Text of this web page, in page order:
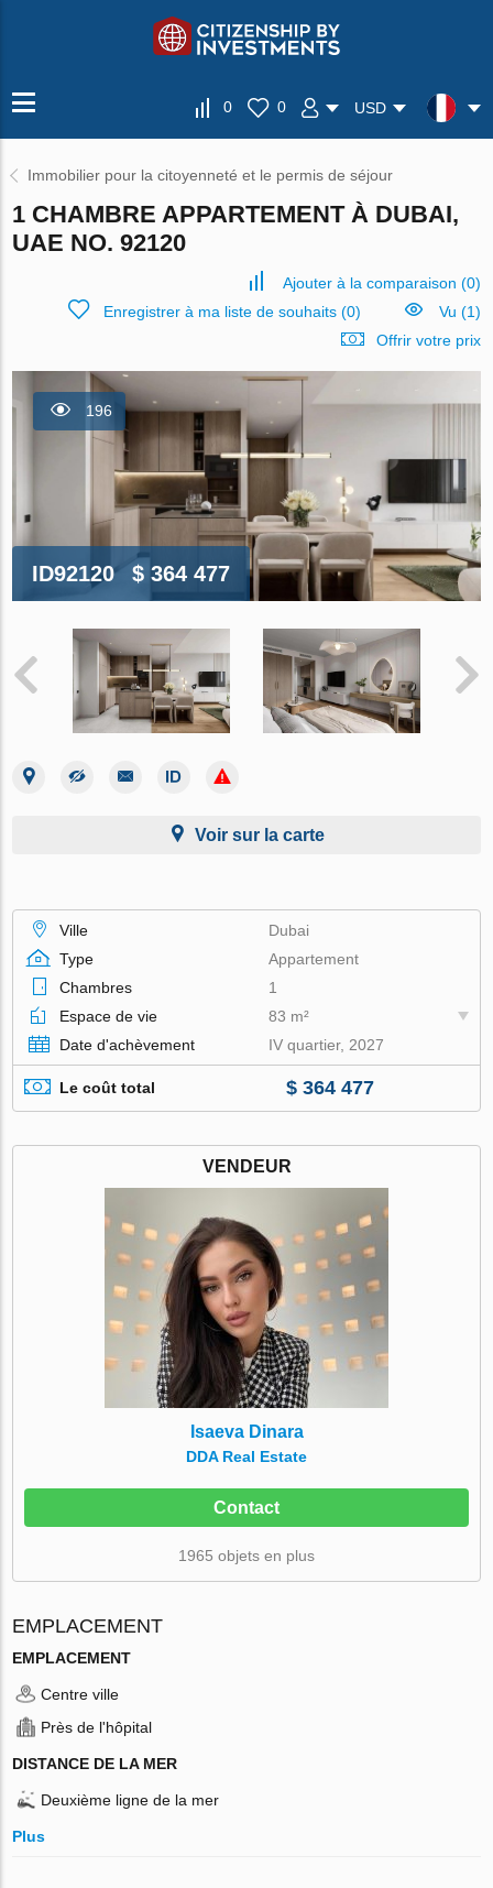
0 0 USD
Immobilier pour la citoyenneté et le permis de séjour
1 CHAMBRE APPARTEMENT À DUBAI,
UAE NO. 92120
Ajouter à la comparaison (0)
Enregistrer à ma liste de souhaits(0)
Vu (1)
Offrir votre prix
196
ID92120 $ 364 477
Voir sur la carte
Ville
Dubai
Type
Appartement
Chambres
1
Espace de vie
83 m²
Date d'achèvement
IV quartier, 2027
Le coût total $ 364 477
VENDEUR
Isaeva Dinara
DDA Real Estate
Contact
1965 objets en plus
EMPLACEMENT
EMPLACEMENT
Centre ville
Près de l'hôpital
DISTANCE DE LA MER
Deuxième ligne de la mer
Plus